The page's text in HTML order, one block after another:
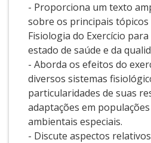
- Proporciona um texto
sobre os principais tópicos
Fisiologia do Exercício
estado de saúde e da
- Aborda os efeitos do
diversos sistemas
particularidades de suas
adaptações em
ambientais especiais.
- Discute aspectos